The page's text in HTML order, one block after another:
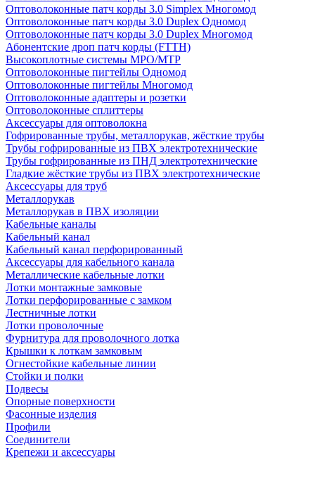
Оптоволоконные патч корды 3.0 Simplex Многомод
Оптоволоконные патч корды 3.0 Duplex Одномод
Оптоволоконные патч корды 3.0 Duplex Многомод
Абонентские дроп патч корды (FTTH)
Высокоплотные системы MPO/MTP
Оптоволоконные пигтейлы Одномод
Оптоволоконные пигтейлы Многомод
Оптоволоконные адаптеры и розетки
Оптоволоконные сплиттеры
Аксессуары для оптоволокна
Гофрированные трубы, металлорукав, жёсткие трубы
Трубы гофрированные из ПВХ электротехнические
Трубы гофрированные из ПНД электротехнические
Гладкие жёсткие трубы из ПВХ электротехнические
Аксессуары для труб
Металлорукав
Металлорукав в ПВХ изоляции
Кабельные каналы
Кабельный канал
Кабельный канал перфорированный
Аксессуары для кабельного канала
Металлические кабельные лотки
Лотки монтажные замковые
Лотки перфорированные с замком
Лестничные лотки
Лотки проволочные
Фурнитура для проволочного лотка
Крышки к лоткам замковым
Огнестойкие кабельные линии
Стойки и полки
Подвесы
Опорные поверхности
Фасонные изделия
Профили
Соединители
Крепежи и аксессуары